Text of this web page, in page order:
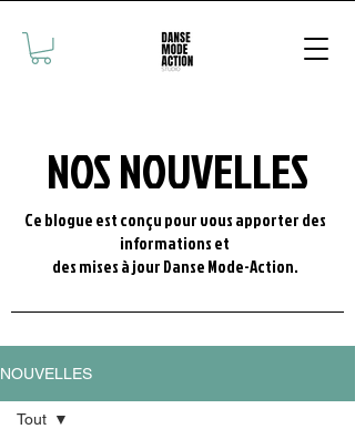
NOS NOUVELLES
Ce blogue est conçu pour vous apporter des
informations et
des mises à jour Danse Mode-Action.
NOUVELLES
Tout